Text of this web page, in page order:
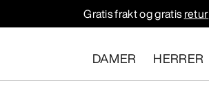
Gratis frakt og gratisretur
DAMER HERRER